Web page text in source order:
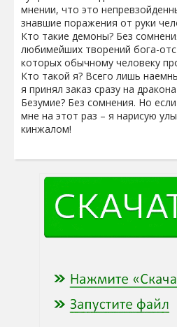
мнении, что это
знавшие поражения от руки
Кто такие демоны? Без
любимейших творений бога-
которых обычному человеку
Кто такой я? Всего лишь
я принял заказ сразу на
Безумие? Без сомнения. Но
мне на этот раз – я нарисую
кинжалом!